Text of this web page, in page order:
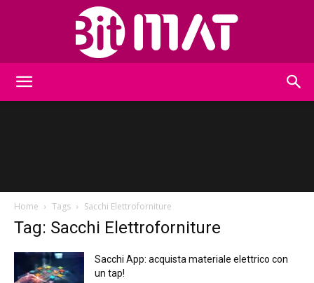
Home Tags Sacchi Elettroforniture
Tag: Sacchi Elettroforniture
Sacchi App: acquista materiale elettrico con
un tap!